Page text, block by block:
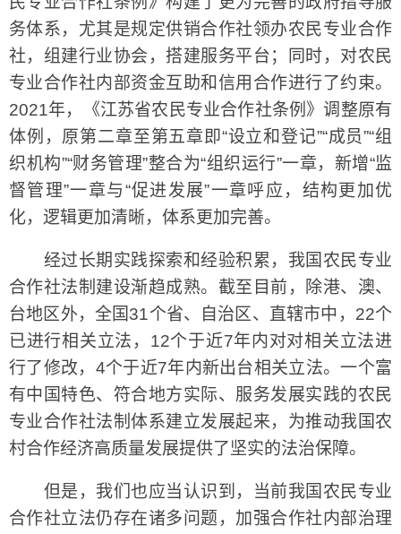
务体系，尤其是规定供销合作社领办农民专业合作
社，组建行业协会，搭建服务平台；同时，对农民
专业合作社内部资金互助和信用合作进行了约束。
2021年，《江苏省农民专业合作社条例》调整原有
体例，原第二章至第五章即“设立和登记”“成员”“组
织机构”“财务管理”整合为“组织运行”一章，新增“监
督管理”一章与“促进发展”一章呼应，结构更加优
化，逻辑更加清晰，体系更加完善。
经过长期实践探索和经验积累，我国农民专业
合作社法制建设渐趋成熟。截至目前，除港、澳、
台地区外，全国31个省、自治区、直辖市中，22个
已进行相关立法，12个于近7年内对对相关立法进
行了修改，4个于近7年内新出台相关立法。一个富
有中国特色、符合地方实际、服务发展实践的农民
专业合作社法制体系建立发展起来，为推动我国农
村合作经济高质量发展提供了坚实的法治保障。
但是，我们也应当认识到，当前我国农民专业
合作社立法仍存在诸多问题，加强合作社内部治理